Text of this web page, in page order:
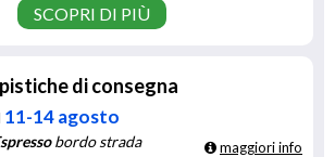
SCOPRI DI PIÙ
di consegna
11-14 agosto
bordo strada maggiori info